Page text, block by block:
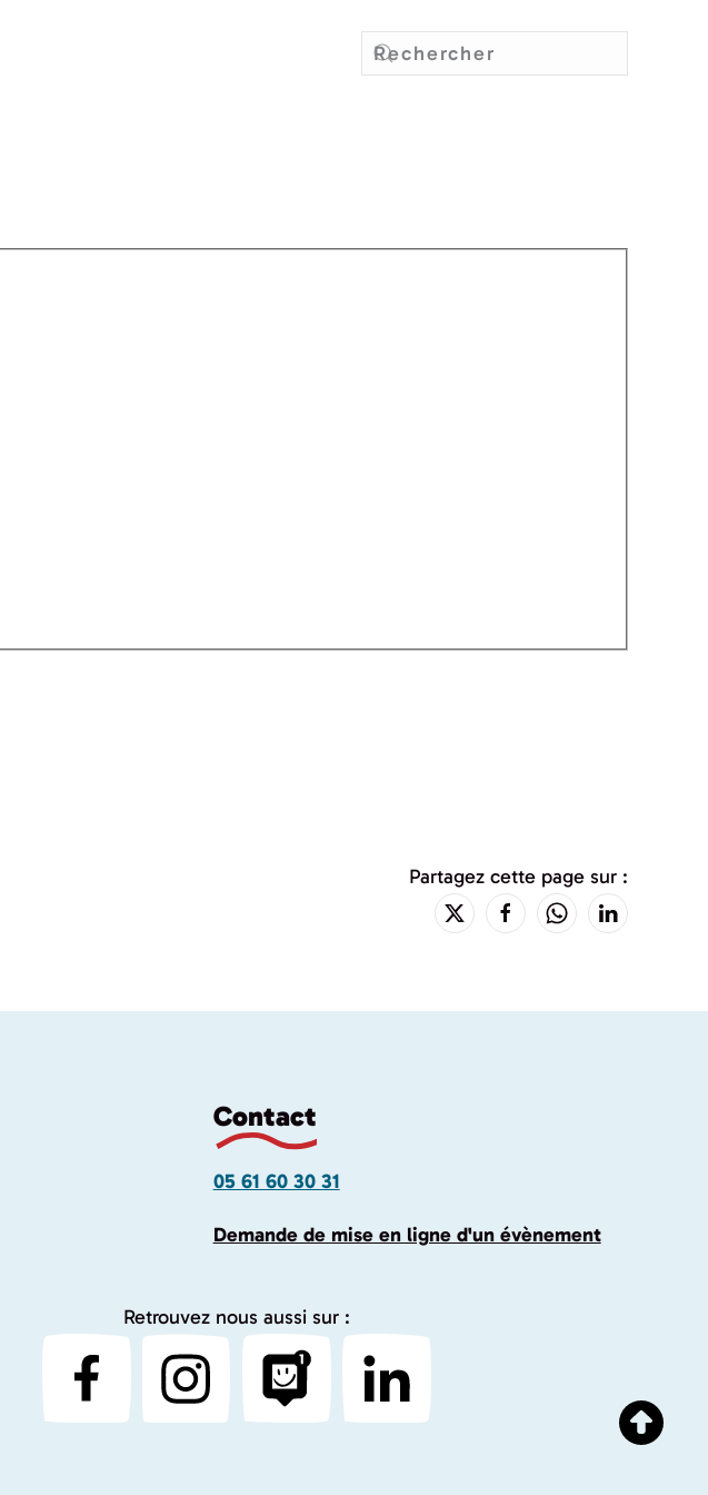
Partagez cette page sur :
Contact
05 61 60 30 31
Demande de mise en ligne d'un évènement
Retrouvez nous aussi sur :